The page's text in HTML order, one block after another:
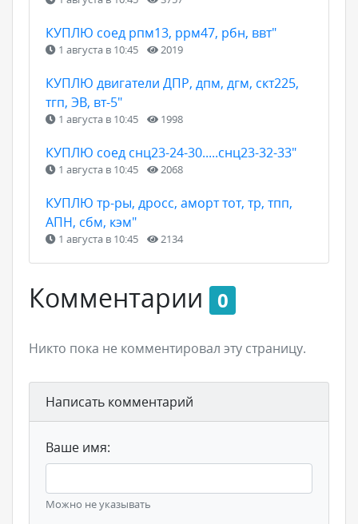
КУПЛЮ соед рпм13, ррм47, рбн, ввт"
1 августа в 10:45 2019
КУПЛЮ двигатели ДПР, дпм, дгм, скт225,
тгп, ЭВ, вт-5"
1 августа в 10:45 1998
КУПЛЮ соед снц23-24-30.....снц23-32-33"
1 августа в 10:45 2068
КУПЛЮ тр-ры, дросс, аморт тот, тр, тпп,
АПН, сбм, кэм"
1 августа в 10:45 2134
Комментарии 0
Никто пока не комментировал эту страницу.
Написать комментарий
Ваше имя:
Можно не указывать